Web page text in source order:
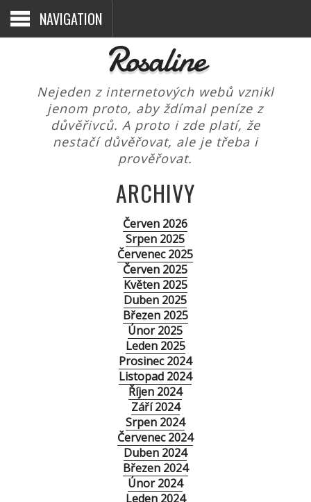
NAVIGATION
Rosaline
Nejeden z internetových webů vznikl
jenom proto, aby ždímal peníze z
důvěřivců. A proto i zde platí, že
nestačí důvěřovat, ale je třeba i
prověřovat.
ARCHIVY
Červen 2026
Srpen 2025
Červenec 2025
Červen 2025
Květen 2025
Duben 2025
Březen 2025
Únor 2025
Leden 2025
Prosinec 2024
Listopad 2024
Říjen 2024
Září 2024
Srpen 2024
Červenec 2024
Duben 2024
Březen 2024
Únor 2024
Leden 2024